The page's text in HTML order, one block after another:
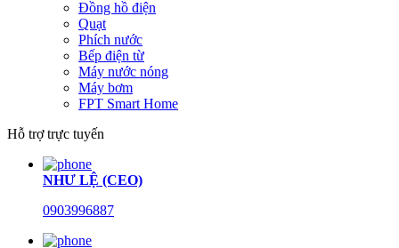
Đồng hồ điện
Quạt
Phích nước
Bếp điện từ
Máy nước nóng
Máy bơm
FPT Smart Home
Hỗ trợ trực tuyến
NHƯ LỆ (CEO)
0903996887